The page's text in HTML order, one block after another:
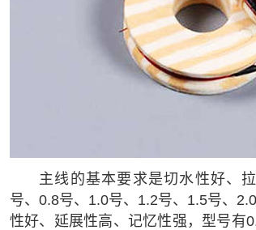
主线的基本要求是切水性好、
号、0.8号、1.0号、1.2号、1.5号、
性好、延展性高、记忆性强，型号有